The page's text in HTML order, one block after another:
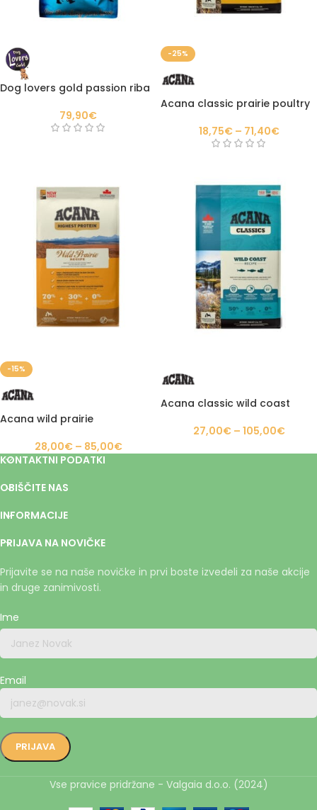
Dog lovers gold passion riba
79,90€
-25%
Acana classic prairie poultry
18,75€ – 71,40€
-15%
Acana wild prairie
28,00€ – 85,00€
Acana classic wild coast
27,00€ – 105,00€
KONTAKTNI PODATKI
OBIŠČITE NAS
INFORMACIJE
PRIJAVA NA NOVIČKE
Prijavite se na naše novičke in prvi boste izvedeli za naše akcije
in druge zanimivosti.
Ime
Email
Vse pravice pridržane - Valgaia d.o.o. (2024)